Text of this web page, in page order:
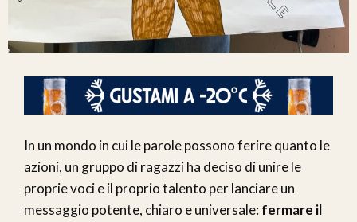
In un mondo in cui le parole possono ferire quanto le
azioni, un gruppo di ragazzi ha deciso di unire le
proprie voci e il proprio talento per lanciare un
messaggio potente, chiaro e universale: fermare il